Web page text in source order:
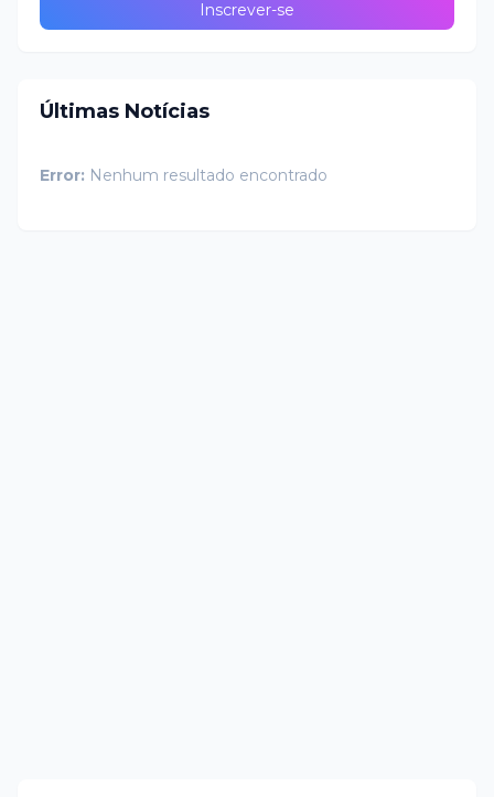
Últimas Notícias
Error: Nenhum resultado encontrado